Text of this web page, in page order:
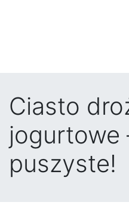
Ciasto
jogurtowe
puszyste!